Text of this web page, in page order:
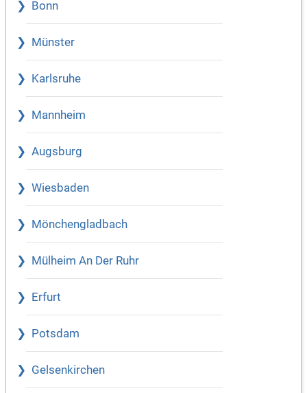
Bonn
Münster
Karlsruhe
Mannheim
Augsburg
Wiesbaden
Mönchengladbach
Mülheim An Der Ruhr
Erfurt
Potsdam
Gelsenkirchen